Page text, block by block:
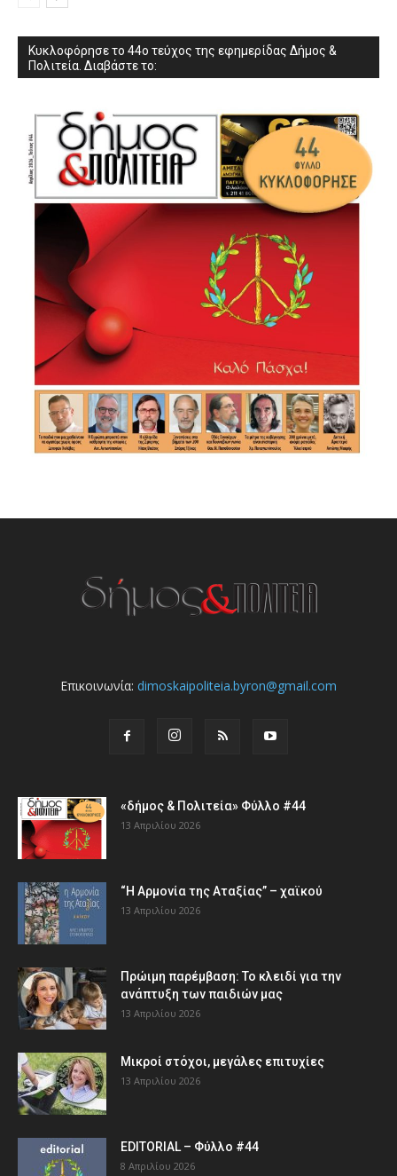
Κυκλοφόρησε το 44ο τεύχος της εφημερίδας Δήμος &
Πολιτεία. Διαβάστε το:
Επικοινωνία: dimoskaipoliteia.byron@gmail.com
«δήμος & Πολιτεία» Φύλλο #44
13 Απριλίου 2026
“Η Αρμονία της Αταξίας” – χαϊκού
13 Απριλίου 2026
Πρώιμη παρέμβαση: Το κλειδί για την
ανάπτυξη των παιδιών µας
13 Απριλίου 2026
Μικροί στόχοι, μεγάλες επιτυχίες
13 Απριλίου 2026
EDITORIAL – Φύλλο #44
8 Απριλίου 2026